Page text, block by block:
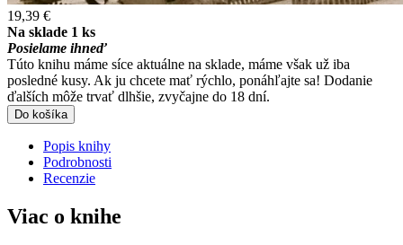
19,39 €
Na sklade 1 ks
Posielame ihneď
Túto knihu máme síce aktuálne na sklade, máme však už iba
posledné kusy. Ak ju chcete mať rýchlo, ponáhľajte sa! Dodanie
ďalších môže trvať dlhšie, zvyčajne do 18 dní.
Do košíka
Popis knihy
Podrobnosti
Recenzie
Viac o knihe